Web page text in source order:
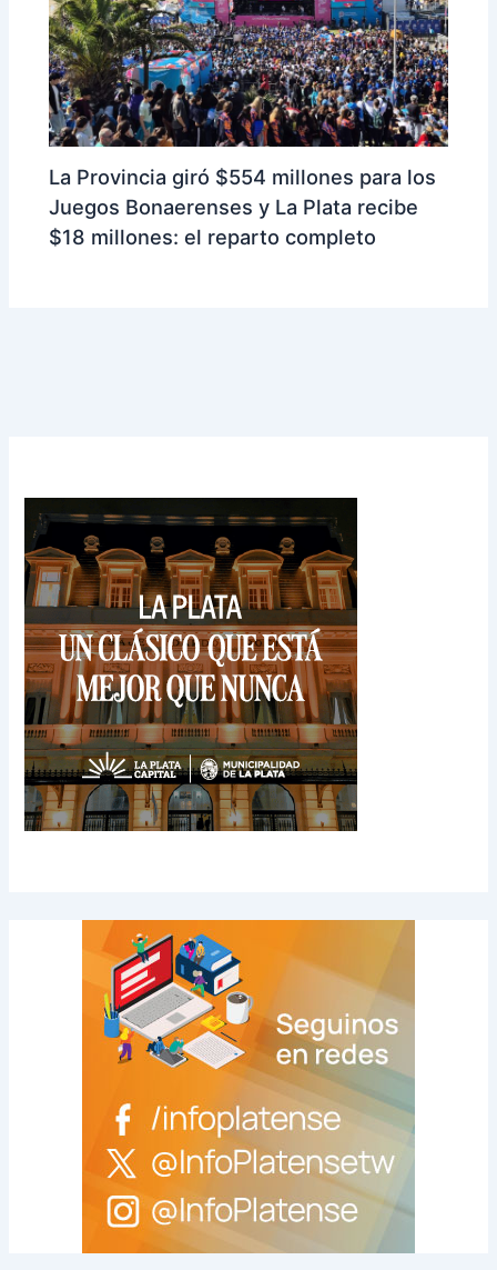
La Provincia giró $554 millones para los
Juegos Bonaerenses y La Plata recibe
$18 millones: el reparto completo